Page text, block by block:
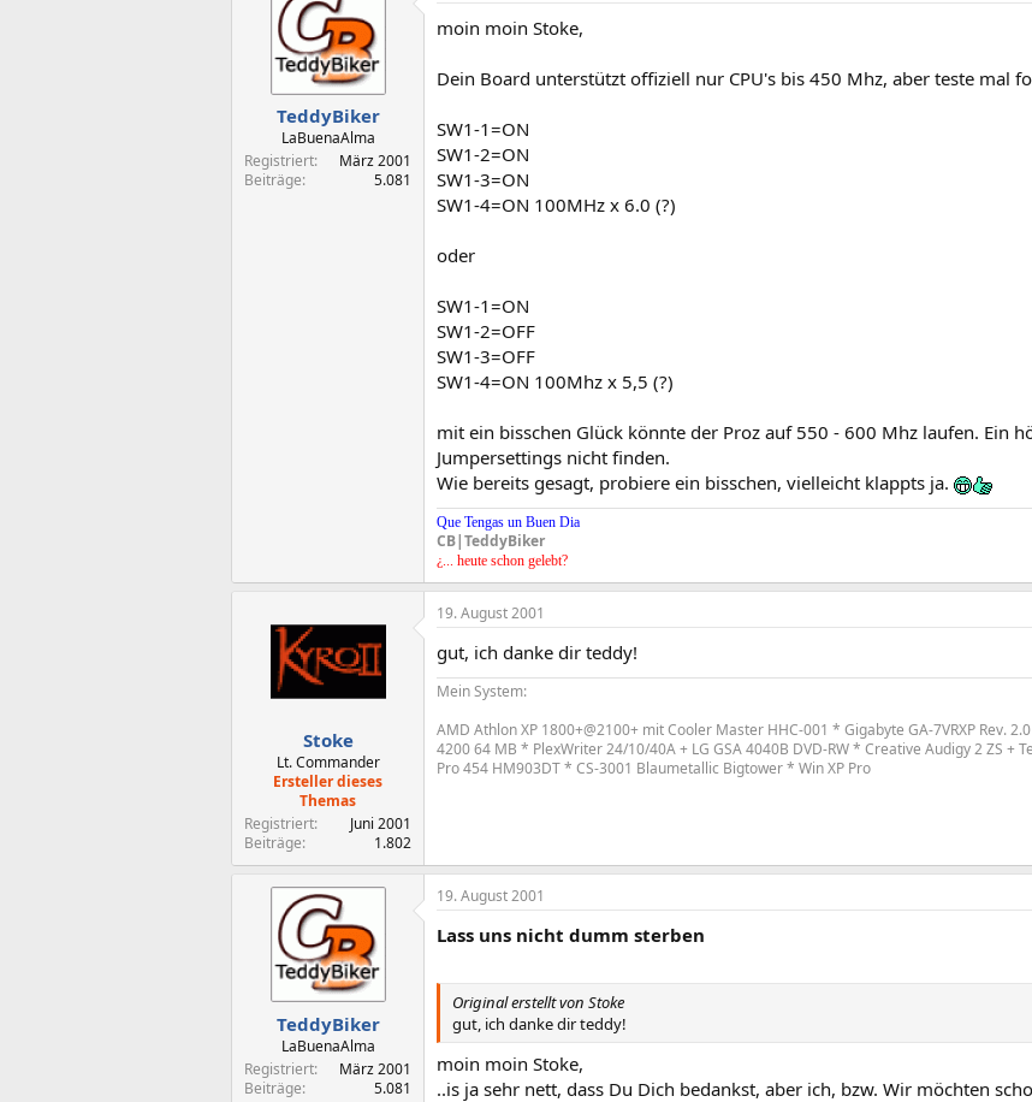
TeddyBiker
LaBuenaAlma
Registriert
März 2001
Beiträge
5.081
moin moin Stoke,
Dein Board unterstützt offiziell nur CPU's bis 450 Mhz, aber teste mal
SW1-1=ON
SW1-2=ON
SW1-3=ON
SW1-4=ON 100MHz x 6.0 (?)
oder
SW1-1=ON
SW1-2=OFF
SW1-3=OFF
SW1-4=ON 100Mhz x 5,5 (?)
mit ein bisschen Glück könnte der Proz auf 550 - 600 Mhz laufen. Ein
Jumpersettings nicht finden.
Wie bereits gesagt, probiere ein bisschen, vielleicht klappts ja.
Que Tengas un Buen Dia
CB|TeddyBiker
¿... heute schon gelebt?
Stoke
Lt. Commander
Ersteller dieses
Themas
Registriert
Juni 2001
Beiträge
1.802
19. August 2001
gut, ich danke dir teddy!
Mein System:
AMD Athlon XP 1800+@2100+ mit Cooler Master HHC-001 * Gigabyte GA-7VRXP Rev.
4200 64 MB * PlexWriter 24/10/40A + LG GSA 4040B DVD-RW * Creative Audigy 2 ZS +
Pro 454 HM903DT * CS-3001 Blaumetallic Bigtower * Win XP Pro
TeddyBiker
LaBuenaAlma
Registriert
März 2001
Beiträge
5.081
19. August 2001
Lass uns nicht dumm sterben
Original erstellt von Stoke
gut, ich danke dir teddy!
moin moin Stoke,
..is ja sehr nett, dass Du Dich bedankst, aber ich, bzw. Wir möchten